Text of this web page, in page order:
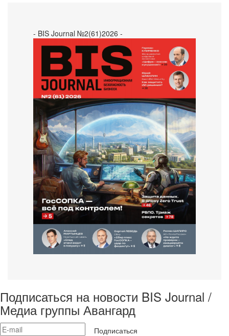
- BIS Journal №2(61)2026 -
Подписаться на новости BIS Journal /
Медиа группы Авангард
Подписаться